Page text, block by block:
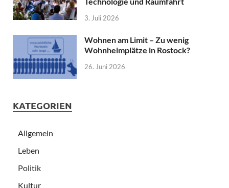
3. Juli 2026
Wohnen am Limit – Zu wenig
Wohnheimplätze in Rostock?
26. Juni 2026
KATEGORIEN
Allgemein
Leben
Politik
Kultur